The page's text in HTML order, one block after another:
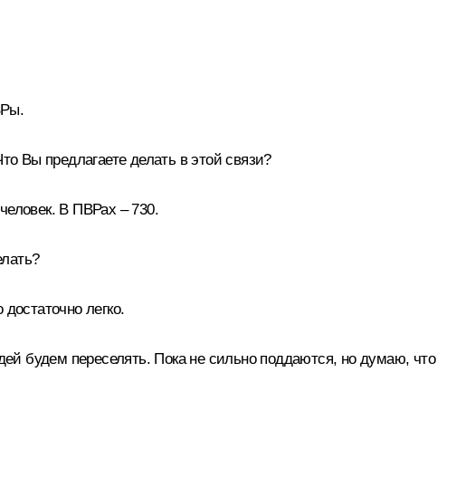
Вы предлагаете делать в этой связи?
В ПВРах ‒ 730.
легко.
будем переселять. Пока не сильно поддаются, но думаю, что